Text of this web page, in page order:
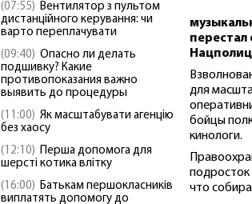
(07:55) Вентилятор з пультом
дистанційного керування: чи
варто переплачувати
(09:40) Опасно ли делать
подшивку? Какие
противопоказания важно
выявить до процедуры
(11:00) Як масштабувати агенцію
без хаосу
(12:10) Перша допомога для
шерсті котика влітку
(16:00) Батькам першокласників
виплатять допомогу до
для
бойцы
кинологи.
что